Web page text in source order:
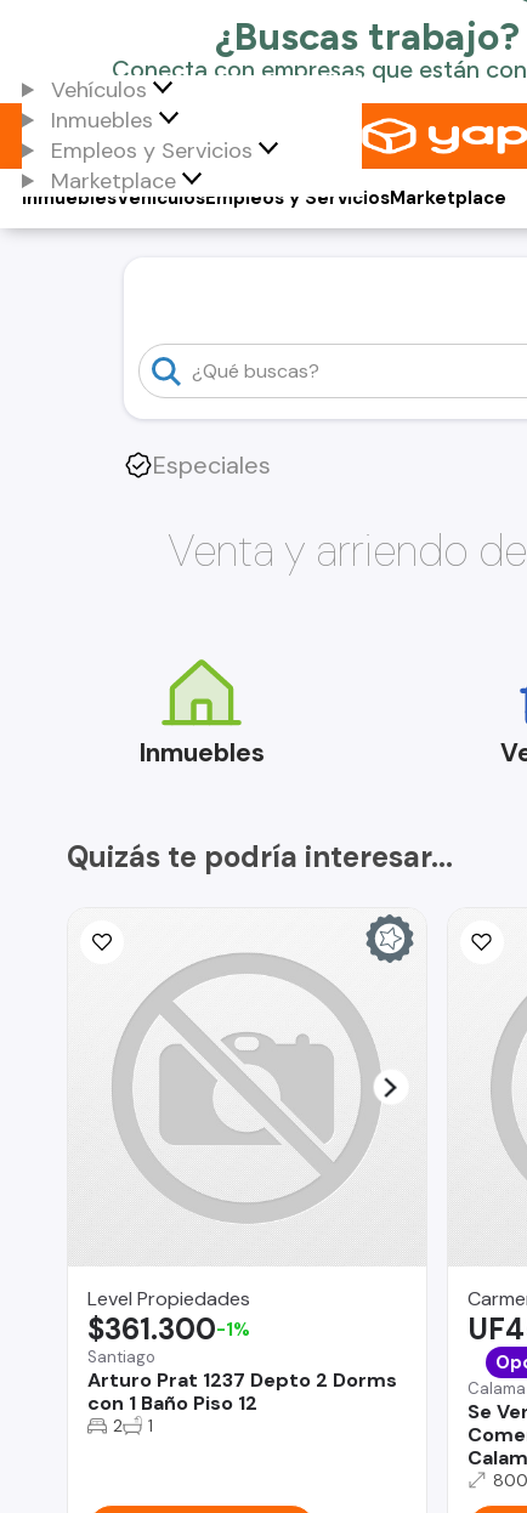
Vehículos
Inmuebles
Empleos y Servicios
Marketplace
Vehículos
Inmuebles Empleos y ServiciosMarketplace
Especiales
Venta y arriendo
Inmuebles
Quizás te podría interesar...
Level Propiedades
Santiago
Arturo Prat 1237 Depto 2 Dorms
con 1 Baño Piso 12
$361.300-1%
2 1
Calama
Se